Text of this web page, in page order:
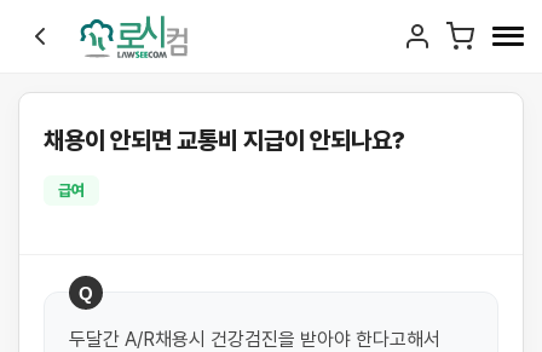
채용이 안되면 교통비 지급이 안되나요?
급여
Q
두달간 A/R채용시 건강검진을 받아야 한다고해서